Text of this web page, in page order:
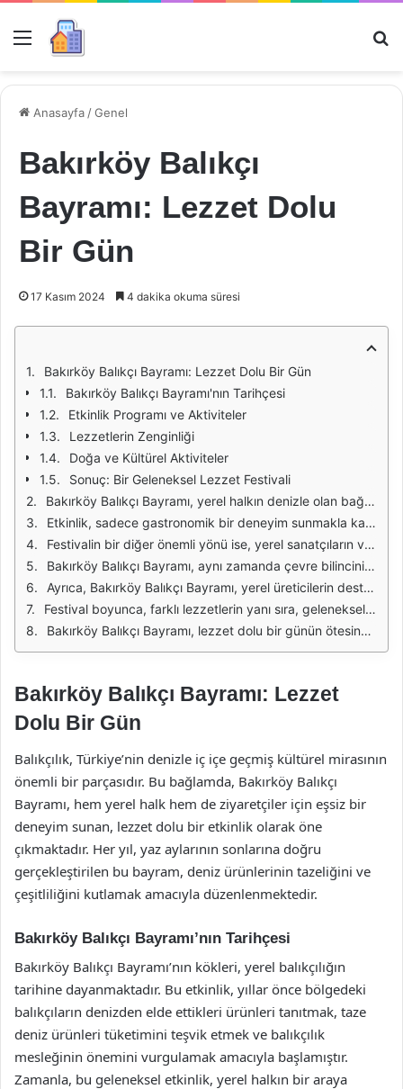
Menü
Anasayfa /Genel
Bakırköy Balıkçı
Bayramı: Lezzet Dolu
Bir Gün
17 Kasım 2024 4 dakika okuma süresi
Bakırköy Balıkçı Bayramı: Lezzet Dolu Bir Gün
Bakırköy Balıkçı Bayramı'nın Tarihçesi
Etkinlik Programı ve Aktiviteler
Lezzetlerin Zenginliği
Doğa ve Kültürel Aktiviteler
Sonuç: Bir Geleneksel Lezzet Festivali
Bakırköy Balıkçı Bayramı, yerel halkın denizle olan bağını kutlayan önemli bir etkinliktir. Her yıl düzenlenen bu festival, hem yerel esnaf hem de ziyaretçiler için büyük bir coşku kaynağıdır. Balıkçı Bayramı, deniz ürünlerinin yanı sıra, Türk mutfağının zenginliğini sergilemek için bir fırsat sunar. Festival süresince, çeşitli deniz ürünleri stantlarında taze balıklar, karides, ahtapot ve daha birçok lezzetli deniz ürünü sunulmaktadır. Ziyaretçiler, bu lezzetleri tatma şansı bulurken, aynı zamanda yerel balıkçıların emeklerini de takdir ederler.
Etkinlik, sadece gastronomik bir deneyim sunmakla kalmaz, aynı zamanda sosyal bir buluşma noktasıdır. Aileler, arkadaş grupları ve turistler, Bakırköy sahilinde bir araya gelerek keyifli zaman geçirirler. Çocuklar için özel aktivitelerin de düzenlendiği festivalde, yüz boyama, balon şişirme gibi eğlenceler yer alır. Bu sayede, festival hem gençler hem de yetişkinler için unutulmaz anılar biriktirme fırsatı sunar.
Festivalin bir diğer önemli yönü ise, yerel sanatçıların ve müzisyenlerin performanslarıdır. Canlı müzik eşliğinde dans eden ziyaretçiler, etkinliğin enerjisini artırır. Yerel sanatçılar, halk müziği ve popüler şarkılarla katılımcılara neşeli anlar yaşatır. Bu atmosfer, festivalin sadece bir yiyecek etkinliği olmasının ötesinde, kültürel bir deneyim haline gelmesini sağlar.
Bakırköy Balıkçı Bayramı, aynı zamanda çevre bilincinin artırılmasına yönelik mesajlar da içerir. Etkinlik sırasında, deniz kirliliği ve sürdürülebilir balıkçılık hakkında farkındalık yaratmak amacıyla çeşitli seminerler ve paneller düzenlenir. Bu sayede, katılımcılar denizlerin korunması gerektiği konusunda bilgilendirilir ve bu konuda duyarlı hale gelirler. Festival, hem eğlenceli hem de öğretici bir etkinlik olma özelliği taşır.
Ayrıca, Bakırköy Balıkçı Bayramı, yerel üreticilerin desteklenmesi açısından da önem taşır. Festivalde, yerel balıkçıların ve çiftçilerin ürünleri sergilenir. Bu durum, yerel ekonomiye katkı sağlarken, aynı zamanda vatandaşların yerel ürünleri tercih etmelerine teşvik eder. Katılımcılar, taze ve sağlıklı gıdalara ulaşarak, hem kendi sağlıklarını hem de yerel ekonomiyi desteklemiş olurlar.
Festival boyunca, farklı lezzetlerin yanı sıra, geleneksel içecekler de yer almaktadır. Rakı, şalgam ve taze sıkılmış meyve suları gibi içecekler, deniz ürünleriyle mükemmel bir uyum sağlar. Ziyaretçiler, bu içecekleri deneyerek, Türk mutfağının zenginliğini daha da yakından tanıma fırsatı bulurlar. Ayrıca, çeşitli atölyelerde yerel içeceklerin yapımına dair bilgiler edinmek de mümkündür.
Bakırköy Balıkçı Bayramı, lezzet dolu bir günün ötesinde, sosyal, kültürel ve çevresel birçok mesaj taşıyan bir etkinliktir. Bu festival, denizle olan ilişkimizi kutlamakla kalmayıp, aynı zamanda gelecek nesillere sürdürülebilir bir çevre bırakma bilincini aşılamaktadır. Her yıl daha fazla katılımcı ile büyüyen festival, Bakırköy'ün kültürel zenginliğini ve yerel lezzetlerini tanıtma görevini üstlenmektedir.
Bakırköy Balıkçı Bayramı: Lezzet
Dolu Bir Gün
Balıkçılık, Türkiye’nin denizle iç içe geçmiş kültürel mirasının
önemli bir parçasıdır. Bu bağlamda, Bakırköy Balıkçı
Bayramı, hem yerel halk hem de ziyaretçiler için eşsiz bir
deneyim sunan, lezzet dolu bir etkinlik olarak öne
çıkmaktadır. Her yıl, yaz aylarının sonlarına doğru
gerçekleştirilen bu bayram, deniz ürünlerinin tazeliğini ve
çeşitliliğini kutlamak amacıyla düzenlenmektedir.
Bakırköy Balıkçı Bayramı’nın Tarihçesi
Bakırköy Balıkçı Bayramı’nın kökleri, yerel balıkçılığın
tarihine dayanmaktadır. Bu etkinlik, yıllar önce bölgedeki
balıkçıların denizden elde ettikleri ürünleri tanıtmak, taze
deniz ürünleri tüketimini teşvik etmek ve balıkçılık
mesleğinin önemini vurgulamak amacıyla başlamıştır.
Zamanla, bu geleneksel etkinlik, yerel halkın bir araya